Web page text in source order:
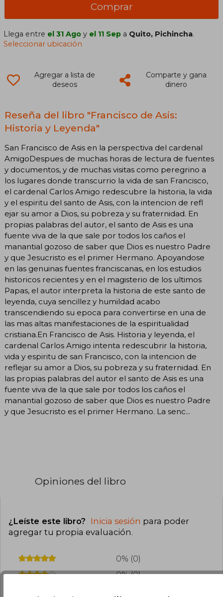
Comprar
Llega entre el 31 Ago y el 11 Sep a Quito, Pichincha.
Seleccionar ubicación
Agregar a lista de
deseos
Comparte y gana
dinero
Reseña del libro "Francisco de Asis:
Historia y Leyenda"
San Francisco de Asis en la perspectiva del cardenal
AmigoDespues de muchas horas de lectura de fuentes
y documentos, y de muchas visitas como peregrino a
los lugares donde transcurrio la vida de san Francisco,
el cardenal Carlos Amigo redescubre la historia, la vida
y el espiritu del santo de Asis, con la intencion de refl
ejar su amor a Dios, su pobreza y su fraternidad. En
propias palabras del autor, el santo de Asis es una
fuente viva de la que sale por todos los caños el
manantial gozoso de saber que Dios es nuestro Padre
y que Jesucristo es el primer Hermano. Apoyandose
en las genuinas fuentes franciscanas, en los estudios
historicos recientes y en el magisterio de los ultimos
Papas, el autor interpreta la historia de este santo de
leyenda, cuya sencillez y humildad acabo
transcendiendo su epoca para convertirse en una de
las mas altas manifestaciones de la espiritualidad
cristiana.En Francisco de Asis. Historia y leyenda, el
cardenal Carlos Amigo intenta redescubrir la historia,
vida y espiritu de san Francisco, con la intencion de
reflejar su amor a Dios, su pobreza y su fraternidad. En
las propias palabras del autor el santo de Asis es una
fuente viva de la que sale por todos los caños el
manantial gozoso de saber que Dios es nuestro Padre
y que Jesucristo es el primer Hermano. La senc...
Opiniones del libro
¿Leíste este libro? Inicia sesión para poder
agregar tu propia evaluación.
0% (0)
0% (0)